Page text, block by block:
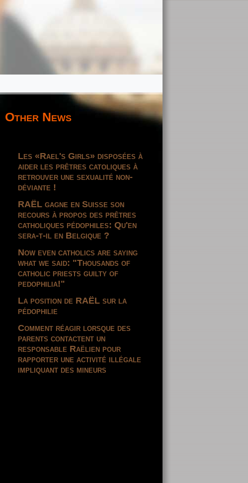
Other News
Les «Rael's Girls» disposées à
aider les prêtres catoliques à
retrouver une sexualité non-
déviante !
RAËL gagne en Suisse son
recours à propos des prêtres
catholiques pédophiles: Qu'en
sera-t-il en Belgique ?
Now even catholics are saying
what we said: "Thousands of
catholic priests guilty of
pedophilia!"
La position de RAËL sur la
pédophilie
Comment réagir lorsque des
parents contactent un
responsable Raëlien pour
rapporter une activité illégale
impliquant des mineurs